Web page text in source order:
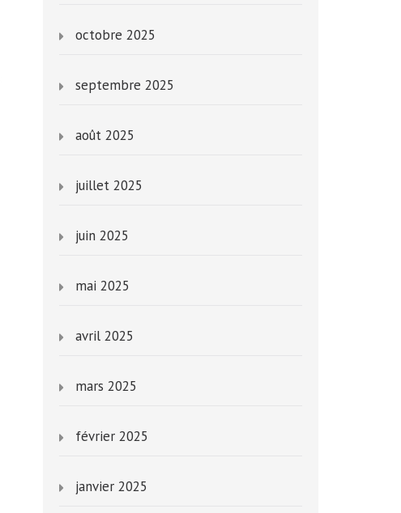
octobre 2025
septembre 2025
août 2025
juillet 2025
juin 2025
mai 2025
avril 2025
mars 2025
février 2025
janvier 2025